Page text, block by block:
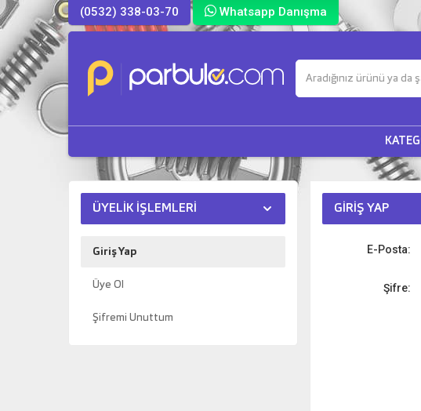
(0532) 338-03-70 Whatsapp Danışma
ÜYELIK İŞLEMLERI
Giriş Yap
Üye Ol
Şifremi Unuttum
GIRIŞ YAP
E-Posta:
Şifre: